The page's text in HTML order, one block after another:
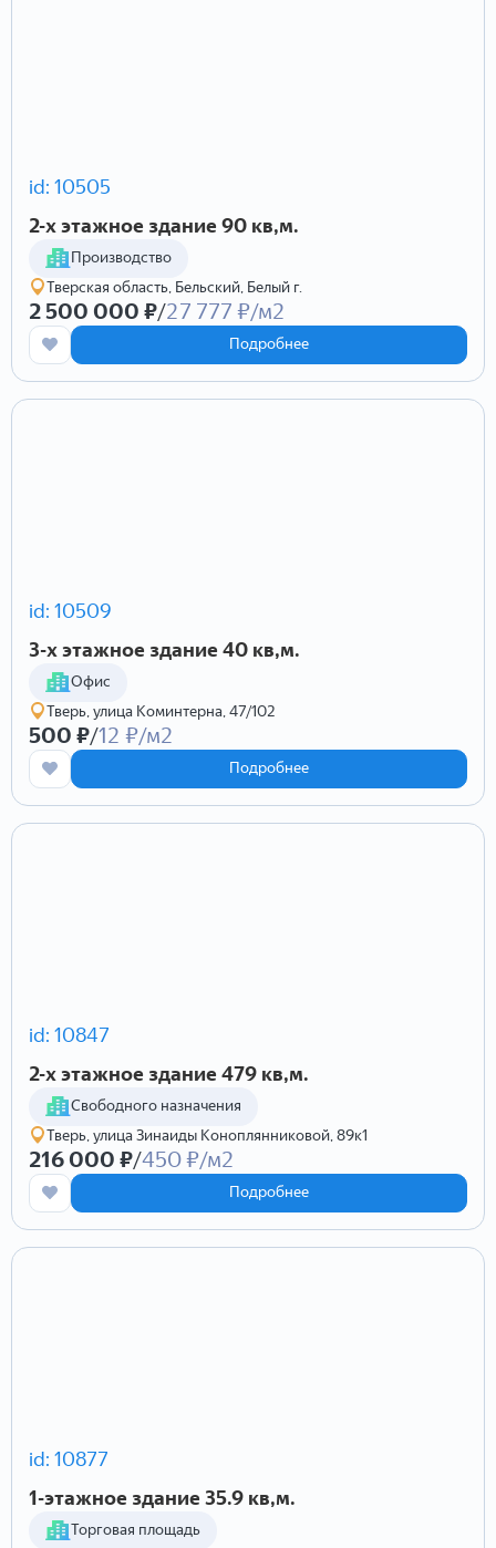
id: 10505
2-х этажное здание 90 кв,м.
Производство
Тверская область, Бельский, Белый г.
Подробнее
2 500 000 ₽/27 777 ₽/м2
id: 10509
3-х этажное здание 40 кв,м.
Офис
Тверь, улица Коминтерна, 47/102
Подробнее
500 ₽/12 ₽/м2
id: 10847
2-х этажное здание 479 кв,м.
Cвободного назначения
Тверь, улица Зинаиды Коноплянниковой, 89к1
Подробнее
216 000 ₽/450 ₽/м2
id: 10877
1-этажное здание 35.9 кв,м.
Торговая площадь